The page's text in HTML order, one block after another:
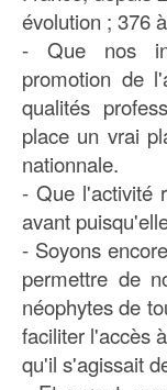
évolution ; 376
- Que nos
promotion de
qualités
place un vrai
nationnale.
- Que l'activité
avant
- Soyons
permettre de
néophytes de
faciliter l'accès
qu'il s'agissait